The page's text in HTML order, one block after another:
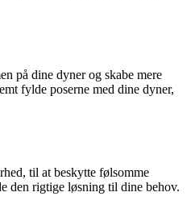
på dine dyner og skabe mere
fylde poserne med dine dyner,
til at beskytte følsomme
den rigtige løsning til dine behov.